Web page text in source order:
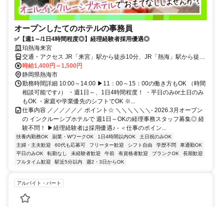
オープンしたてのホテルの事務員
✅【週1～/1日4時間程度◎】経理経験者採用優遇◎
珀熱海来宮
交通・アクセス JR「来宮」駅から徒歩10分、JR「熱海」駅から徒歩
20分
時給1,400円～1,500円
静岡県熱海市
勤務時間詳細 10:00～14:00 ▶11：00～15：00の働き方もOK （時間
相談可能です♪） ・週1日～、1日4時間程度！ ・平日のみor土日のみ
もOK ・家庭や学業優先のシフトでOK ※...
仕事内容 ／／／／／／ ポイント☆ ＼＼＼＼＼＼- 2026.3月オープン
の インクルーシブホテルで 週1日～OKの経理事務スタッフ募集◎ 経
験不問！ ▶経理経験者は採用優遇♪ - ＜仕事のポイン...
扶養内勤務OK 副業・WワークOK 1日4時間以内OK
土日祝のみOK
主婦・主夫歓迎
60代も応募可 フリーター歓迎 シフト自由 学歴不問
車通勤OK
平日のみOK
転勤なし 未経験者歓迎 午前 有資格者歓迎 ブランクOK
長期歓迎
フルタイム歓迎
駅近5分以内 週2・3日からOK
アルバイト・パート